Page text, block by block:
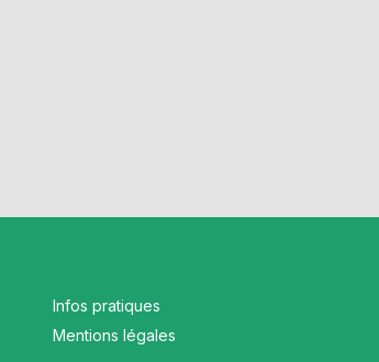
Infos pratiques
Mentions légales